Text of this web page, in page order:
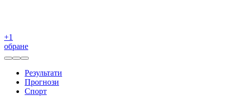
+1
обране
Результати
Прогнози
Спорт